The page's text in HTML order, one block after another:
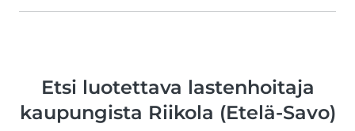
Etsi luotettava lastenhoitaja
kaupungista Riikola (Etelä-Savo)